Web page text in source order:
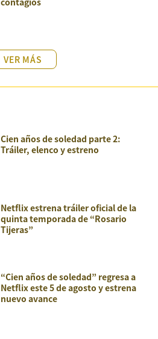
VER MÁS
Cien años de soledad parte 2:
Tráiler, elenco y estreno
Netflix estrena tráiler oficial de la
quinta temporada de “Rosario
Tijeras”
“Cien años de soledad” regresa a
Netflix este 5 de agosto y estrena
nuevo avance